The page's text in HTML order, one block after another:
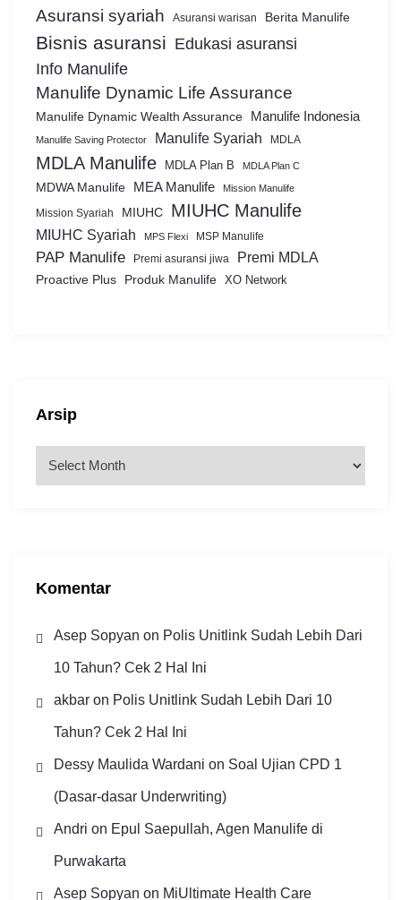
Asuransi syariah Asuransi warisan Berita Manulife
Bisnis asuransi Edukasi asuransi
Info Manulife
Manulife Dynamic Life Assurance
Manulife Dynamic Wealth Assurance Manulife Indonesia
Manulife Saving Protector Manulife Syariah MDLA
MDLA Manulife MDLA Plan B MDLA Plan C
MDWA Manulife MEA Manulife Mission Manulife
Mission Syariah MIUHC MIUHC Manulife
MIUHC Syariah MPS Flexi MSP Manulife
PAP Manulife Premi asuransi jiwa Premi MDLA
Proactive Plus Produk Manulife XO Network
Arsip
Komentar
Asep Sopyan on Polis Unitlink Sudah Lebih Dari
10 Tahun? Cek 2 Hal Ini
akbaron Polis Unitlink Sudah Lebih Dari 10
Tahun? Cek 2 Hal Ini
Dessy Maulida Wardani on Soal Ujian CPD 1
(Dasar-dasar Underwriting)
Andri on Epul Saepullah, Agen Manulife di
Purwakarta
Asep Sopyan on MiUltimate Health Care